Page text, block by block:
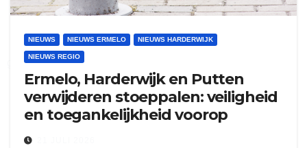
gijs zwart interieurbouw
NIEUWS NIEUWS ERMELO NIEUWS HARDERWIJK
NIEUWS REGIO
Ermelo, Harderwijk en Putten
verwijderen stoeppalen: veiligheid
en toegankelijkheid voorop